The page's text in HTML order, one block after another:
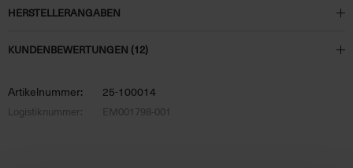
HERSTELLERANGABEN
KUNDENBEWERTUNGEN (12)
Artikelnummer: 25-100014
Logistiknummer: EM001798-001